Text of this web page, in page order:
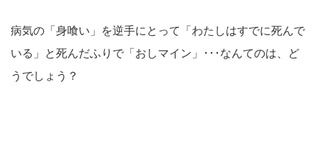
病気の「身喰い」を逆手にとって「わたしはすでに死んで
いる」と死んだふりで「おしマイン」･･･なんてのは、ど
うでしょう？